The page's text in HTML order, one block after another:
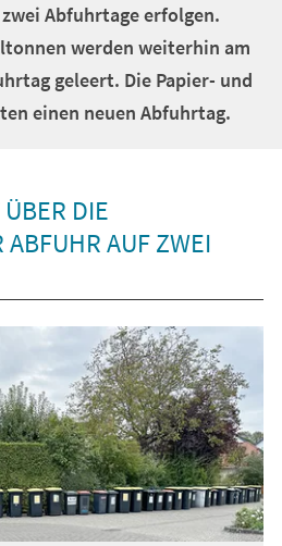
Abfuhrtage erfolgen.
werden weiterhin am
geleert. Die Papier- und
einen neuen Abfuhrtag.
DIE
AUF ZWEI